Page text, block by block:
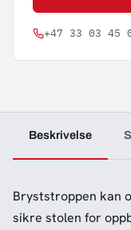
+47 33 03 45
Beskrivelse
Bryststroppen kan
sikre stolen for